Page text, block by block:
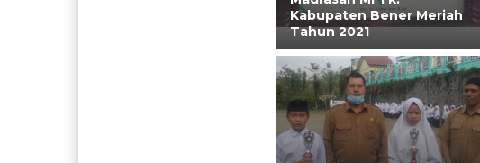
Kabupaten Bener Meriah
Tahun 2021